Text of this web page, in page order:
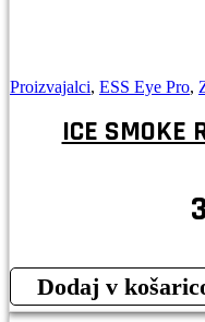
Proizvajalci, ESS Eye Pro,
ICE SMOKE
Dodaj v